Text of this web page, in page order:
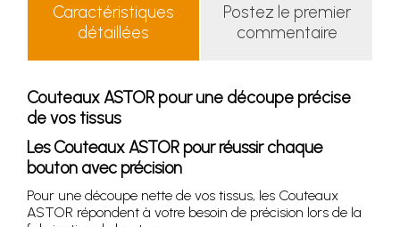
Caractéristiques
détaillées
Postez le premier
commentaire
Couteaux ASTOR pour une découpe précise
de vos tissus
Les Couteaux ASTOR pour réussir chaque
bouton avec précision
Pour une découpe nette de vos tissus, les Couteaux
ASTOR répondent à votre besoin de précision lors de la